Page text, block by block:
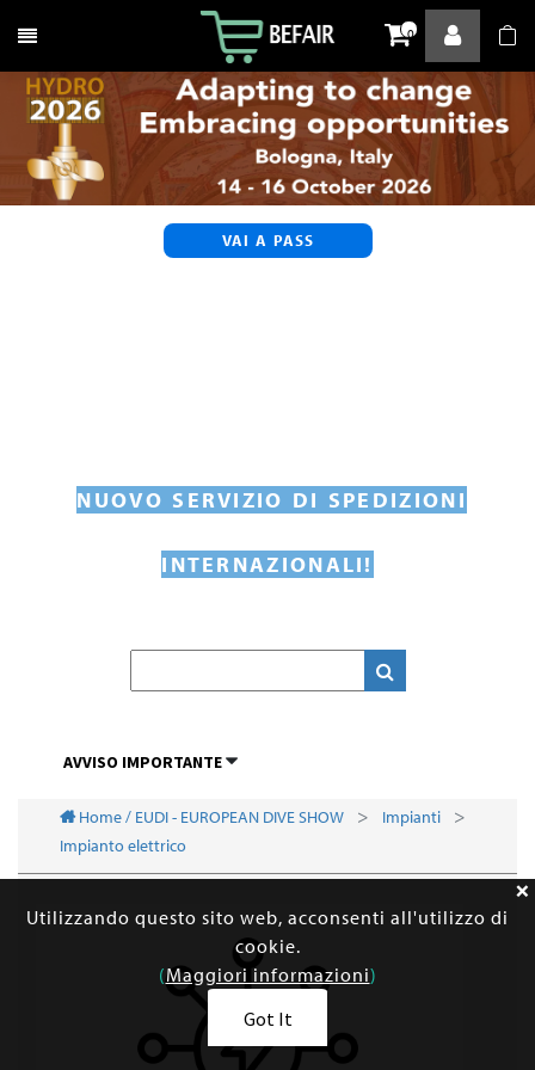
Attiva / disattiva la navigazione 0
VAI A PASS
NUOVO SERVIZIO DI SPEDIZIONI
INTERNAZIONALI!
AVVISO IMPORTANTE
Home / EUDI - EUROPEAN DIVE SHOW
Impianti
Impianto elettrico
Utilizzando questo sito web, acconsenti all'utilizzo di
cookie.
(Maggiori informazioni)
Got It